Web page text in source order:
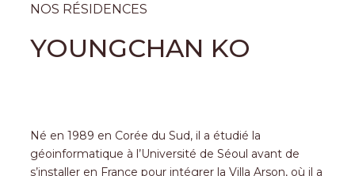
NOS RÉSIDENCES
YOUNGCHAN KO
Né en 1989 en Corée du Sud, il a étudié la
géoinformatique à l’Université de Séoul avant de
s’installer en France pour intégrer la Villa Arson, où il a